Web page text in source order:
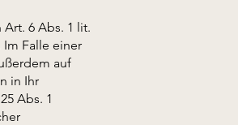
6 Abs. 1 lit.
Im Falle einer
auf
in Ihr
Abs. 1